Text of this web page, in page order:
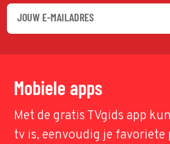
Mobiele apps
Met de gratis TVgids app
tv is, eenvoudig je favoriete